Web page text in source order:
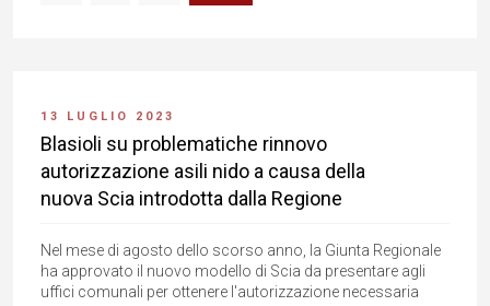
13 LUGLIO 2023
Blasioli su problematiche rinnovo
autorizzazione asili nido a causa della
nuova Scia introdotta dalla Regione
Nel mese di agosto dello scorso anno, la Giunta Regionale
ha approvato il nuovo modello di Scia da presentare agli
uffici comunali per ottenere l'autorizzazione necessaria